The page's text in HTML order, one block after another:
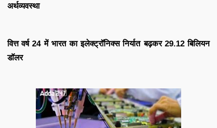
अर्थव्यवस्था
वित्त वर्ष 24 में भारत का इलेक्ट्रॉनिक्स निर्यात बढ़कर 29.12 बिलियन
डॉलर